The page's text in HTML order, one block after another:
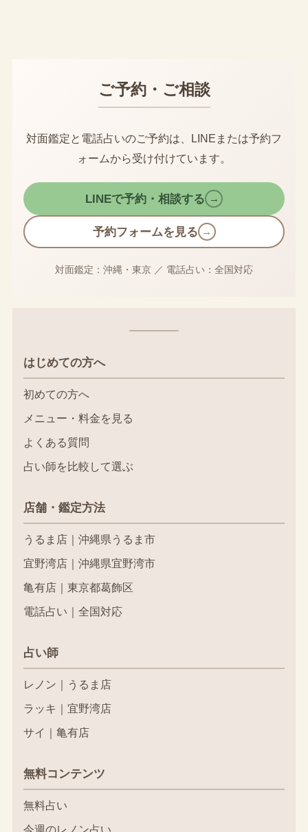
ご予約・ご相談
対面鑑定と電話占いのご予約は、LINEまたは予約フ
ォームから受け付けています。
LINEで予約・相談する →
予約フォームを見る →
対面鑑定：沖縄・東京 ／ 電話占い：全国対応
はじめての方へ
初めての方へ
メニュー・料金を見る
よくある質問
占い師を比較して選ぶ
店舗・鑑定方法
うるま店｜沖縄県うるま市
宜野湾店｜沖縄県宜野湾市
亀有店｜東京都葛飾区
電話占い｜全国対応
占い師
レノン｜うるま店
ラッキ｜宜野湾店
サイ｜亀有店
無料コンテンツ
無料占い